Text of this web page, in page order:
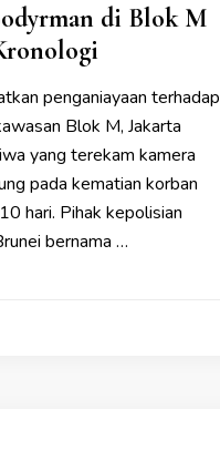
di Blok M
penganiayaan terhadap
Blok M, Jakarta
yang terekam kamera
pada kematian korban
hari. Pihak kepolisian
bernama …